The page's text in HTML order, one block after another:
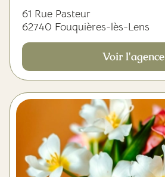
61 Rue Pasteur
62740 Fouquières-lès-Lens
Voir l'agence